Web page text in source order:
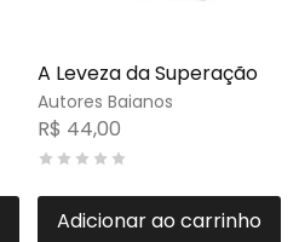
Autores Baianos
A Leveza da Superação
R$ 44,00
Adicionar ao carrinho